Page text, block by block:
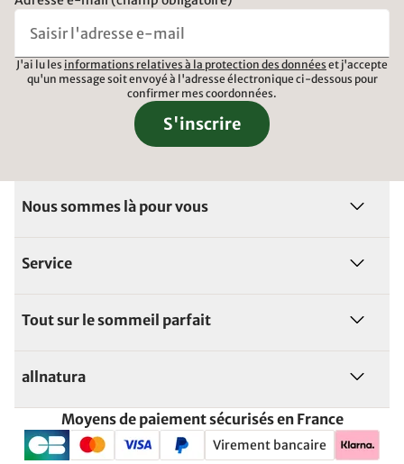
J'ai lu les informations relatives à la protection des données et j'accepte
qu'un message soit envoyé à l'adresse électronique ci-dessous pour
confirmer mes coordonnées.
S'inscrire
Nous sommes là pour vous
Service
Tout sur le sommeil parfait
allnatura
Moyens de paiement sécurisés en France
Virement bancaire